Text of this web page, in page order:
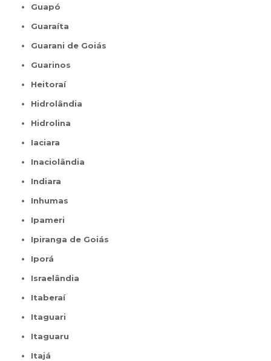
Guapó
Guaraíta
Guarani de Goiás
Guarinos
Heitoraí
Hidrolândia
Hidrolina
Iaciara
Inaciolândia
Indiara
Inhumas
Ipameri
Ipiranga de Goiás
Iporá
Israelândia
Itaberaí
Itaguari
Itaguaru
Itajá